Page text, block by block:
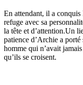
En attendant, il a
refuge avec sa
la tête et d’attention.Un
patience d’Archie a
homme qui n’avait
qu’ils se croisent.